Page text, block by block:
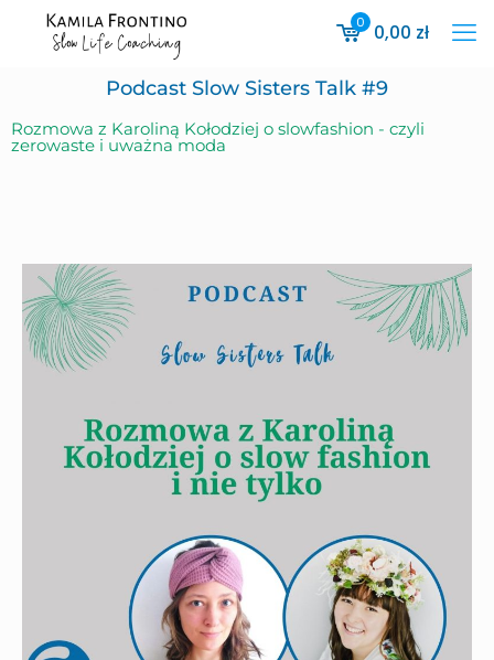
0 0,00 zł
Podcast Slow Sisters Talk #9
Rozmowa z Karoliną Kołodziej o slowfashion - czyli
zerowaste i uważna moda